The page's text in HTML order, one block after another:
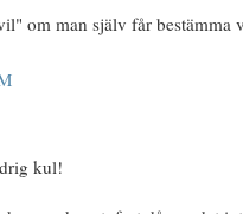
om man själv får bestämma
kul!